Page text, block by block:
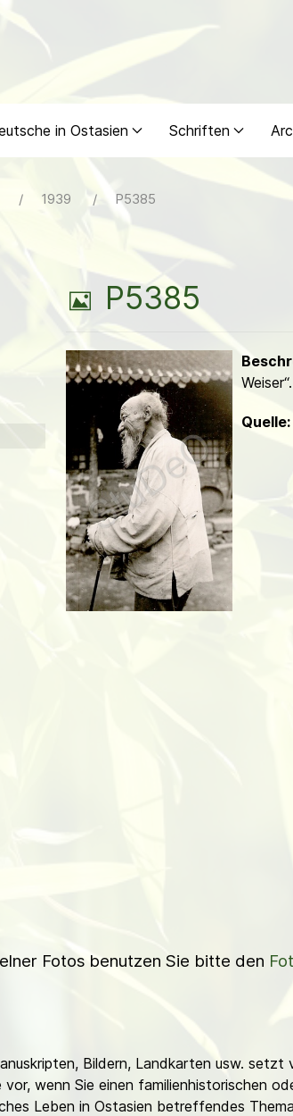
in Ostasien Schriften
1939 P5385
B
l
P5385
Weiser“.
Quelle:
Fotos benutzen Sie bitte den
Bildern, Landkarten usw.
wenn Sie einen familienhistorischen
Leben in Ostasien betreffendes